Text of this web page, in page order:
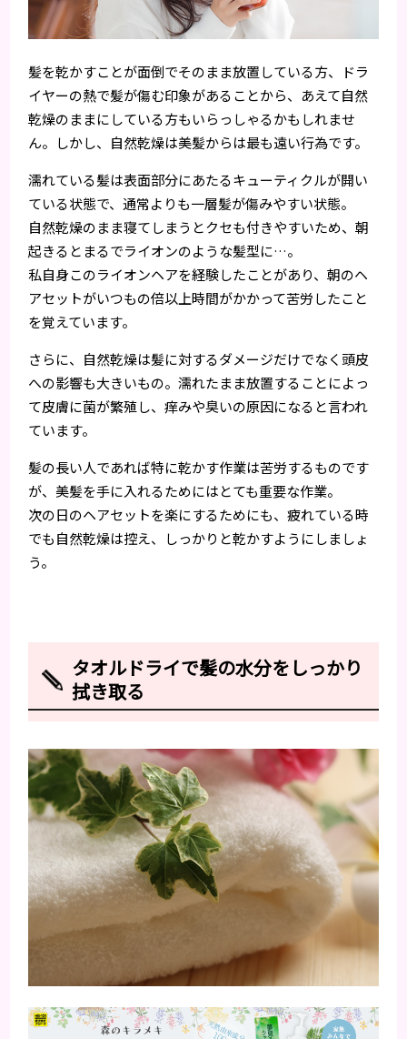
髪を乾かすことが面倒でそのまま放置している方、ドラ
イヤーの熱で髪が傷む印象があることから、あえて自然
乾燥のままにしている方もいらっしゃるかもしれませ
ん。しかし、自然乾燥は美髪からは最も遠い行為です。
濡れている髪は表面部分にあたるキューティクルが開い
ている状態で、通常よりも一層髪が傷みやすい状態。
自然乾燥のまま寝てしまうとクセも付きやすいため、朝
起きるとまるでライオンのような髪型に…。
私自身このライオンヘアを経験したことがあり、朝のヘ
アセットがいつもの倍以上時間がかかって苦労したこと
を覚えています。
さらに、自然乾燥は髪に対するダメージだけでなく頭皮
への影響も大きいもの。濡れたまま放置することによっ
て皮膚に菌が繁殖し、痒みや臭いの原因になると言われ
ています。
髪の長い人であれば特に乾かす作業は苦労するものです
が、美髪を手に入れるためにはとても重要な作業。
次の日のヘアセットを楽にするためにも、疲れている時
でも自然乾燥は控え、しっかりと乾かすようにしましょ
う。
タオルドライで髪の水分をしっかり
拭き取る